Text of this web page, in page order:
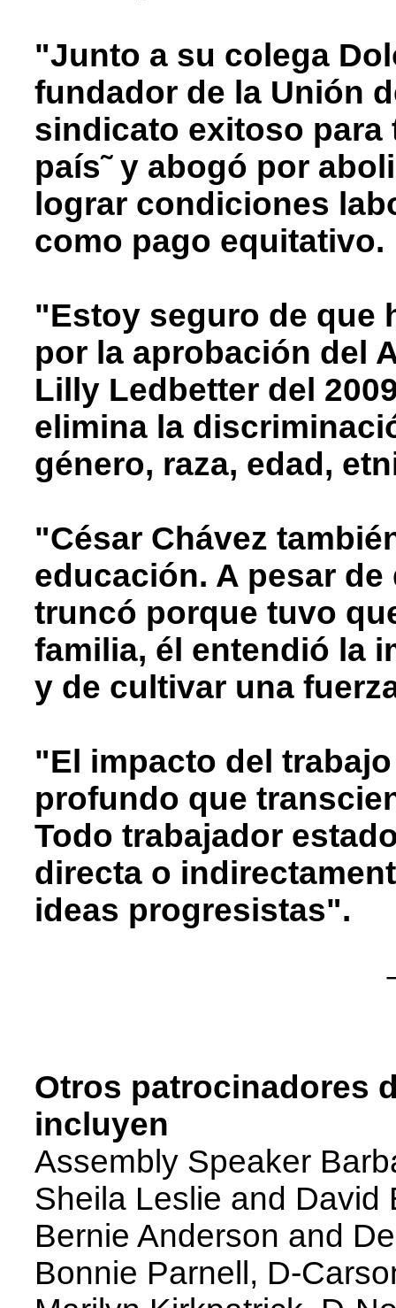
"Junto a su colega
fundador de la Unión
sindicato exitoso para
país˜ y abogó por
lograr condiciones
como pago equitativo.
"Estoy seguro de que
por la aprobación del
Lilly Ledbetter del
elimina la
género, raza, edad,
"César Chávez
educación. A pesar
truncó porque tuvo
familia, él entendió la
y de cultivar una
"El impacto del
profundo que
Todo trabajador
directa o
ideas progresistas".
Otros patrocinadores
incluyen
Assembly Speaker
Sheila Leslie and David
Bernie Anderson and
Bonnie Parnell, D-